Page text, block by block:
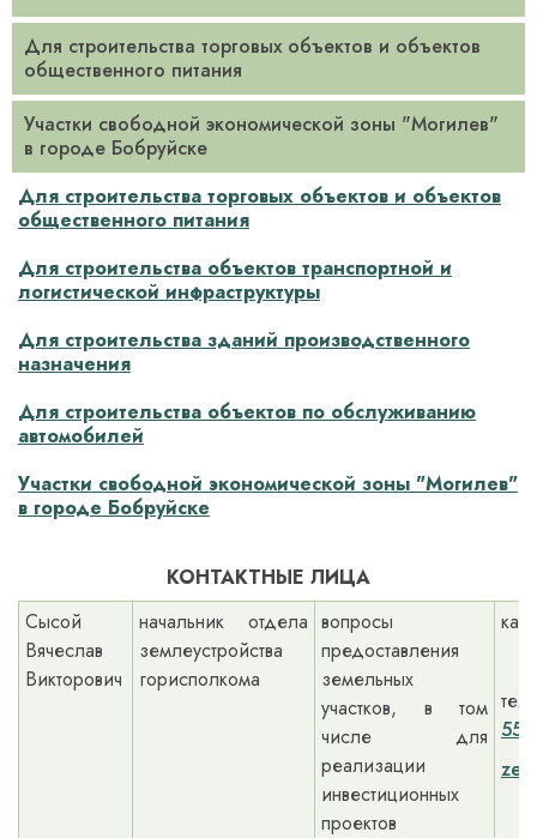
Для строительства торговых объектов и объектов
общественного питания
Участки свободной экономической зоны "Могилев"
в городе Бобруйске
Для строительства торговых объектов и объектов
общественного питания
Для строительства объектов транспортной и
логистической инфраструктуры­
Для строительства зданий производственного
назначения
Для строительства объектов по обслуживанию
автомобилей­
Участки свободной экономической зоны "Могилев"
в городе Бобруйске
КОНТАКТНЫЕ ЛИЦА
Сысой
Вячеслав
Викторович
начальник отдела
землеустройства
горисполкома
вопросы
предоставления
земельных
участков, в том
числе для
реализации
инвестиционных
проектов
тел.
55